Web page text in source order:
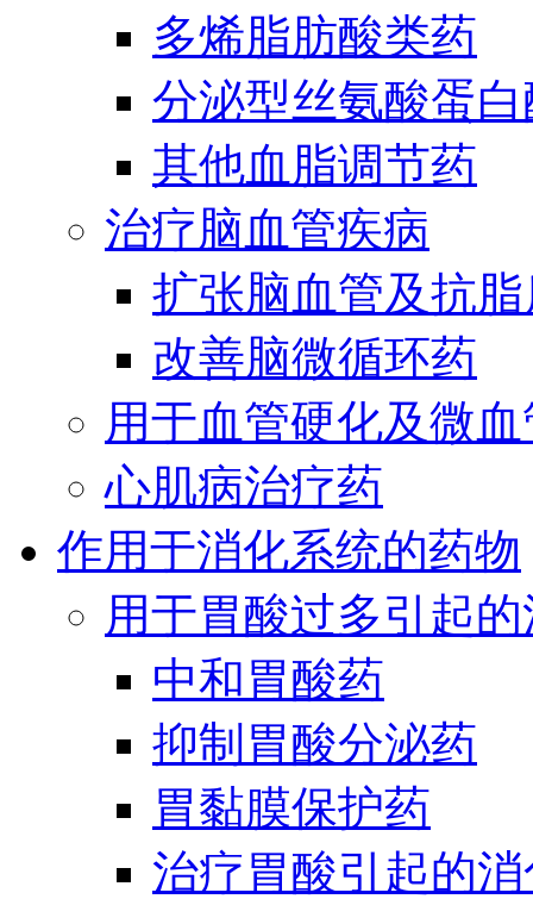
多烯脂肪酸类药
分泌型丝氨酸蛋
其他血脂调节药
治疗脑血管疾病
扩张脑血管及抗
改善脑微循环药
用于血管硬化及微
心肌病治疗药
作用于消化系统的药物
用于胃酸过多引起
中和胃酸药
抑制胃酸分泌药
胃黏膜保护药
治疗胃酸引起的